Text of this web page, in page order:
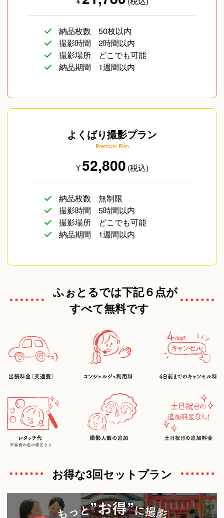
イベント/ライブ コスプレ写真
納品枚数
50枚以内
撮影時間
2時間以内
撮影場所
どこでも可能
納品期間
1週間以内
よくばり撮影プラン
Premium Plan
¥52,800 (税込)
納品枚数
無制限
撮影時間
5時間以内
撮影場所
どこでも可能
納品期間
1週間以内
ふぉとるでは下記６点が
すべて無料です
お得な3回セットプラン